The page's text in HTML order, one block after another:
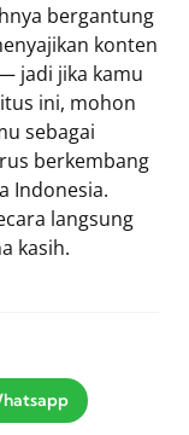
bergantung
konten
jadi jika kamu
ini, mohon
sebagai
berkembang
Indonesia.
langsung
kasih.